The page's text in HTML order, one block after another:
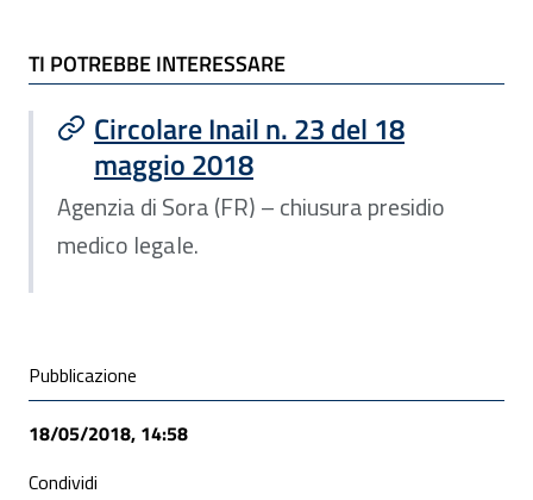
TI POTREBBE INTERESSARE
TI POTREBBE INTERESSARE
Circolare Inail n. 23 del 18
maggio 2018
Agenzia di Sora (FR) – chiusura presidio
medico legale.
Condivisione social
Pubblicazione
18/05/2018, 14:58
Condividi